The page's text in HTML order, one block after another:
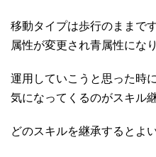
移動タイプは歩行のままで
属性が変更され青属性にな
運用していこうと思った時に
気になってくるのがスキル継
どのスキルを継承するとよ